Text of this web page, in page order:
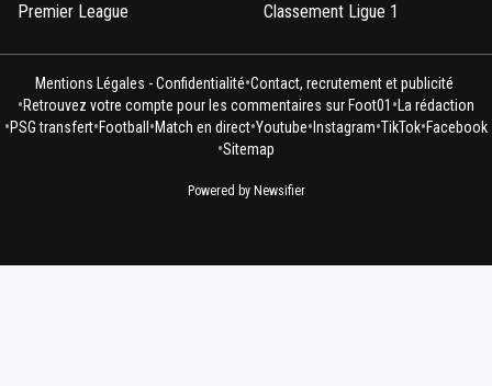
Premier League
Classement Ligue 1
Mentions Légales - Confidentialité•Contact, recrutement et publicité
•Retrouvez votre compte pour les commentaires sur Foot01 • La rédaction
•PSG transfert•Football •Match en direct•Youtube• Instagram•TikTok•Facebook
•Sitemap
Powered by Newsifier